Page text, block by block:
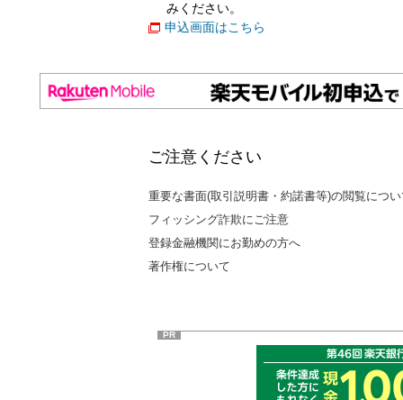
みください。
申込画面はこちら
ご注意ください
重要な書面(取引説明書・約諾書等)の閲覧につ
フィッシング詐欺にご注意
登録金融機関にお勤めの方へ
著作権について
PR